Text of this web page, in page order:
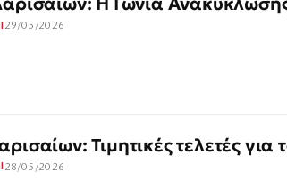
29/05/2026
Τιμητικές τελετές
28/05/2026